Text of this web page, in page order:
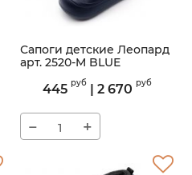
Сапоги детские Леопард
арт. 2520-M BLUE
2520-M
445 руб| 2 670 руб
− +